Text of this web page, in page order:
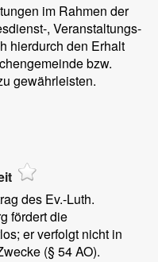
im Rahmen der
, Veranstaltungs-
hierdurch den Erhalt
bzw.
gewährleisten.
des Ev.-Luth.
fördert die
er verfolgt nicht in
(§ 54 AO).